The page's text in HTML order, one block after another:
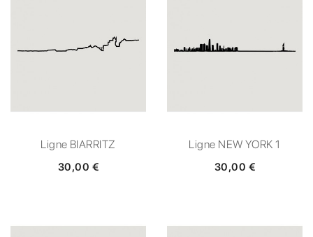
Ligne BIARRITZ
30,00 €
Ligne NEW YORK 1
30,00 €